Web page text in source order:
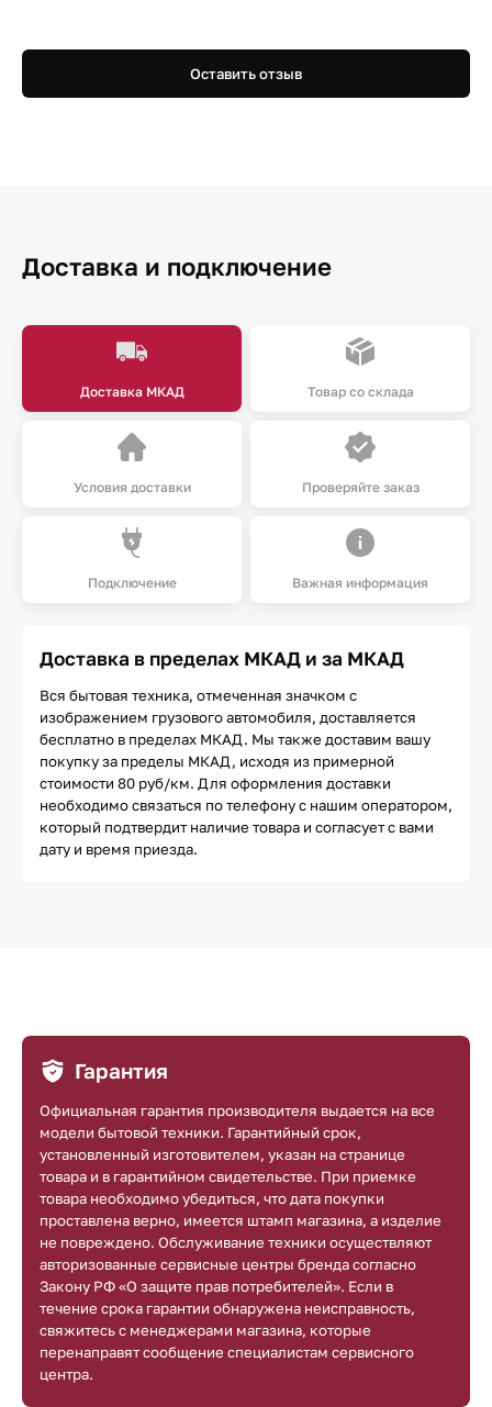
Оставить отзыв
Доставка и подключение
Доставка МКАД Товар со склада
Условия доставки Проверяйте заказ
Подключение Важная информация
Доставка в пределах МКАД и за МКАД
Вся бытовая техника, отмеченная значком с
изображением грузового автомобиля, доставляется
бесплатно в пределах МКАД. Мы также доставим вашу
покупку за пределы МКАД, исходя из примерной
стоимости 80 руб/км. Для оформления доставки
необходимо связаться по телефону с нашим оператором,
который подтвердит наличие товара и согласует с вами
дату и время приезда.
Гарантия
Официальная гарантия производителя выдается на все
модели бытовой техники. Гарантийный срок,
установленный изготовителем, указан на странице
товара и в гарантийном свидетельстве. При приемке
товара необходимо убедиться, что дата покупки
проставлена верно, имеется штамп магазина, а изделие
не повреждено. Обслуживание техники осуществляют
авторизованные сервисные центры бренда согласно
Закону РФ «О защите прав потребителей». Если в
течение срока гарантии обнаружена неисправность,
свяжитесь с менеджерами магазина, которые
перенаправят сообщение специалистам сервисного
центра.